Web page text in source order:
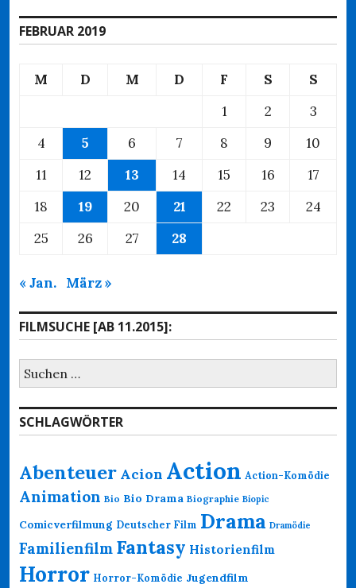
FEBRUAR 2019
M D M D F S
S
1
2
3
4
5 6 7 8 9
10
11
12 13 14 15 16
17
18
19 20 21 22 23
24
25
26 27 28
« Jan. März »
FILMSUCHE [AB 11.2015]:
Suchen
nach:
SCHLAGWÖRTER
Abenteuer Acion Action Action-Komödie
Animation Bio Bio Drama Biographie Biopic
Comicverfilmung Deutscher Film Drama Dramödie
Familienfilm Fantasy Historienfilm
Horror Horror-Komödie Jugendfilm